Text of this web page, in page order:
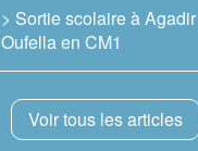
> Sortie scolaire à Agadir
Oufella en CM1
Voir tous les articles